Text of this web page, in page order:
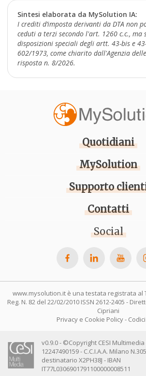
Sintesi elaborata da MySolution IA:
I crediti d’imposta derivanti da DTA non
ceduti a terzi secondo l'art. 1260 c.c., ma
disposizioni speciali degli artt. 43-bis e
602/1973, come chiarito dall'Agenzia
risposta n. 8/2026.
Quotidiani
MySolution
Supporto
Contatti
Social
www.mysolution.it è una testata registrata al
Reg. N. 82 del 22/02/2010 ISSN 2612-2405 -
Cipriani
Privacy e Cookie Policy-
v0.9.0 - ©Copyright CESI Multimedia
12247490159 - C.C.I.A.A. Milano
destinatario X2PH38J - IBAN
IT77L0306901791100000008511